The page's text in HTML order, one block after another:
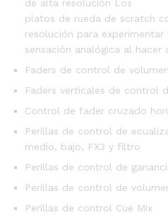
de alta resolución Los
platos de rueda de scratch
resolución para experimentar
sensación analógica al hacer
Faders de control de
Faders verticales de control
Control de fader cruzado
Perillas de control de
medio, bajo, FX3 y filtro
Perillas de control de
Perillas de control de
Perillas de control Cue Mix